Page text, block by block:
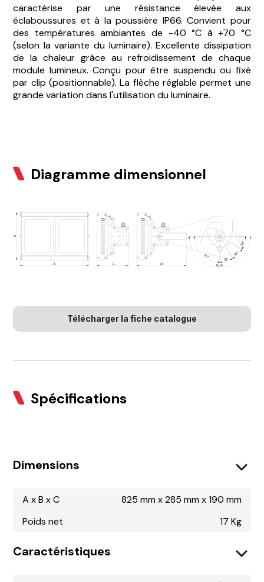
caractérise par une résistance élevée aux
éclaboussures et à la poussière IP66. Convient pour
des températures ambiantes de -40 °C à +70 °C
(selon la variante du luminaire). Excellente dissipation
de la chaleur grâce au refroidissement de chaque
module lumineux. Conçu pour être suspendu ou fixé
par clip (positionnable). La flèche réglable permet une
grande variation dans l'utilisation du luminaire.
Diagramme dimensionnel
Télécharger la fiche catalogue
Spécifications
Dimensions
A x B x C
825 mm x 285 mm x 190 mm
Poids net
17 Kg
Caractéristiques